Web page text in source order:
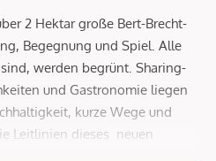
2 Hektar große Bert-Brecht-
Begegnung und Spiel. Alle
werden begrünt. Sharing-
und Gastronomie liegen
kurze Wege und
Leitlinien dieses neuen